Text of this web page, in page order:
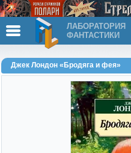
ЛАБОРАТОРИЯ
ФАНТАСТИКИ
Джек Лондон «Бродяга и фея»